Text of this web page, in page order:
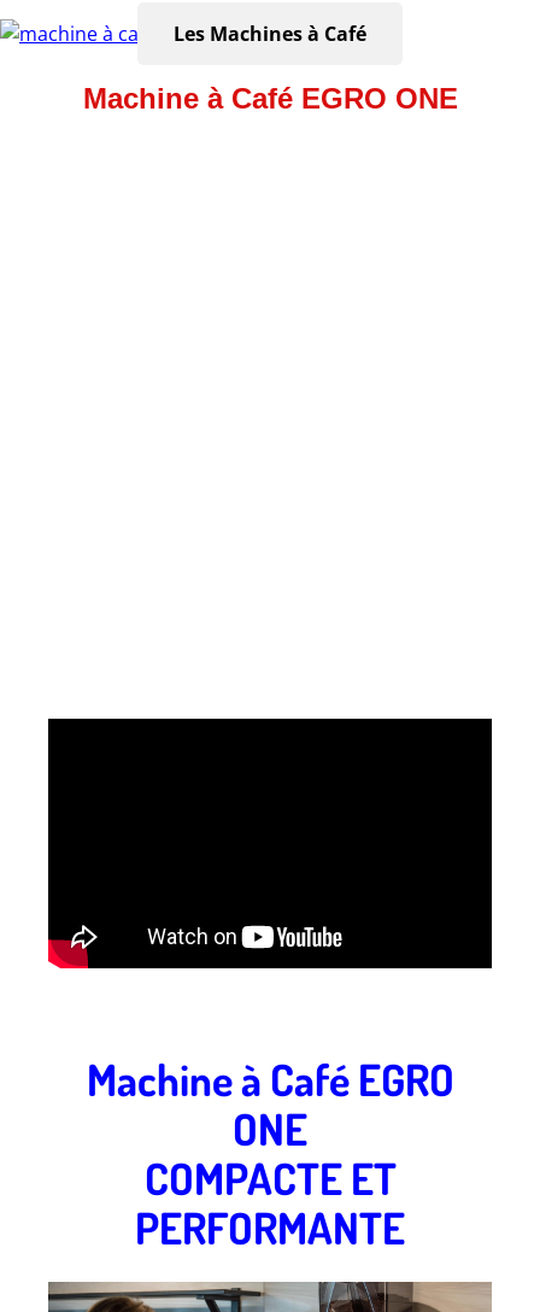
Les Machines à Café
Machine à Café EGRO ONE
Machine à Café EGRO
ONE
COMPACTE ET
PERFORMANTE